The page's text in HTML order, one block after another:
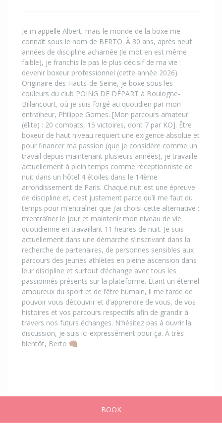
Je m'appelle Albert, mais le monde de la boxe me
connaît sous le nom de BERTO. À 30 ans, après neuf
années de discipline acharnée (le mot en est même
faible), je franchis le pas le plus décisif de ma vie :
devenir boxeur professionnel (cette année 2026).
Originaire des Hauts-de-Seine, je boxe sous les
couleurs du club POING DE DÉPART à Boulogne-
Billancourt, où je suis forgé au quotidien par mon
entraîneur, Philippe Gomes. [Mon parcours amateur
(élite) : 20 combats, 15 victoires, dont 7 par KO]. Être
boxeur de haut niveau requiert une exigence absolue et
pour financer ma passion (que je considère comme un
travail depuis maintenant plusieurs années), je travaille
actuellement à plein temps comme réceptionniste de
nuit dans un hôtel 4 étoiles dans le 14ème
arrondissement de Paris. Chaque nuit est une épreuve
de discipline et, c’est justement parce qu’il me faut du
temps pour m’entraîner que j’ai choisi cette alternative :
m’entraîner le jour et maintenir mon niveau de vie
quotidienne en travaillant 11 heures de nuit. Je suis
actuellement dans une démarche s’inscrivant dans la
recherche de partenaires, de personnes sensibles aux
parcours des jeunes athlètes en pleine ascension dans
leur discipline et surtout d’échange avec tous les
passionnés présents sur la plateforme. Étant un éternel
amoureux du sport et de l’être humain, il me tarde de
pouvoir vous découvrir et d’apprendre de vous, de vos
histoires et vos parcours respectifs afin de grandir à
travers nos futurs échanges. N’hésitez pas à ouvrir la
discussion, je suis ici expressément pour ça. À très
bientôt, Berto 👊🏾
BOOK
Messages